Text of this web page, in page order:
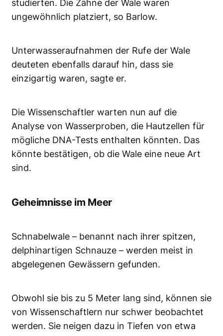
studierten. Die Zähne der Wale waren
ungewöhnlich platziert, so Barlow.
Unterwasseraufnahmen der Rufe der Wale
deuteten ebenfalls darauf hin, dass sie
einzigartig waren, sagte er.
Die Wissenschaftler warten nun auf die
Analyse von Wasserproben, die Hautzellen für
mögliche DNA-Tests enthalten könnten. Das
könnte bestätigen, ob die Wale eine neue Art
sind.
Geheimnisse im Meer
Schnabelwale – benannt nach ihrer spitzen,
delphinartigen Schnauze – werden meist in
abgelegenen Gewässern gefunden.
Obwohl sie bis zu 5 Meter lang sind, können sie
von Wissenschaftlern nur schwer beobachtet
werden. Sie neigen dazu in Tiefen von etwa